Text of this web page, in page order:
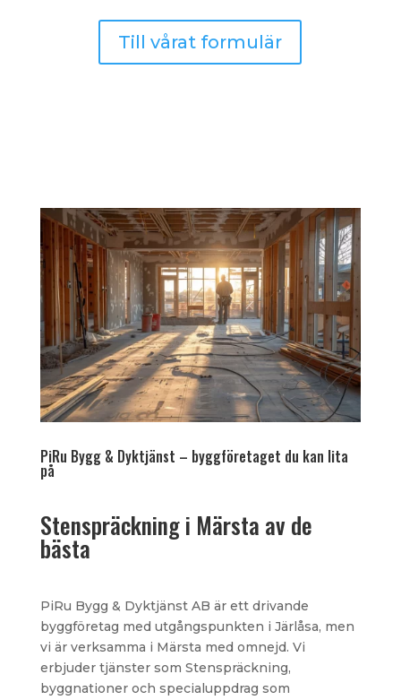
Till vårat formulär
PiRu Bygg & Dyktjänst – byggföretaget du kan lita
på
Stenspräckning i Märsta av de
bästa
PiRu Bygg & Dyktjänst AB är ett drivande
byggföretag med utgångspunkten i Järlåsa, men
vi är verksamma i Märsta med omnejd. Vi
erbjuder tjänster som Stenspräckning,
byggnationer och specialuppdrag som